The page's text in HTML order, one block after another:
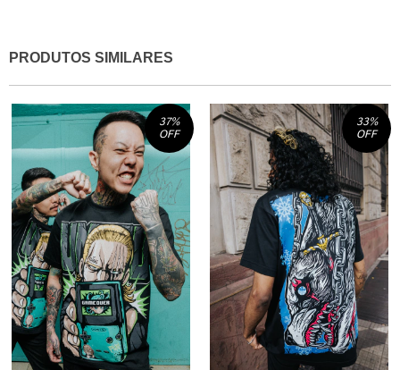
PRODUTOS SIMILARES
37%
OFF
33%
OFF